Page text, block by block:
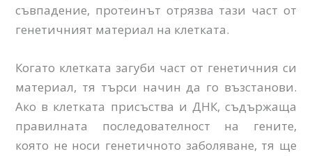
съвпадение, протеинът отрязва тази част от
генетичният материал на клетката.
Когато клетката загуби част от генетичния си
материал, тя търси начин да го възстанови.
Ако в клетката присъства и ДНК, съдържаща
правилната последователност на гените,
която не носи генетичното заболяване, тя ще